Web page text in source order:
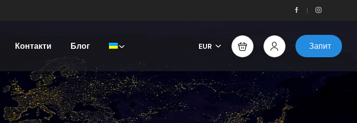
Контакти Блог EUR Запит